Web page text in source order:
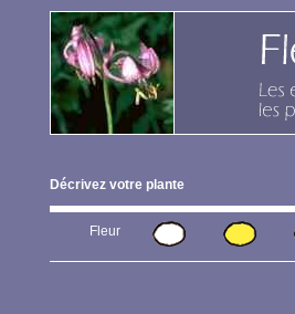
Décrivez votre plante
Fleur